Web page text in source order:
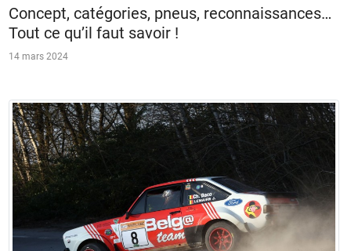
Concept, catégories, pneus, reconnaissances…
Tout ce qu’il faut savoir !
14 mars 2024